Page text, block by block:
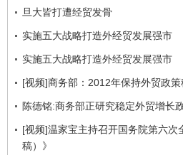
旦大皆打遭经贸发骨
实施五大战略打造外经贸发展强市
实施五大战略打造外经贸发展强市
[视频]商务部：2012年保持外贸政策
陈德铭:商务部正研究稳定外贸增长
[视频]温家宝主持召开国务院第六
稿）》